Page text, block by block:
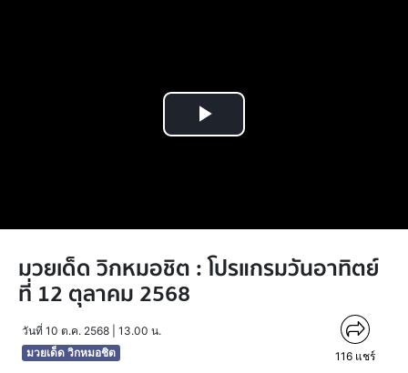
Play
มวยเด็ด วิกหมอชิต : โปรแกรมวันอาทิตย์
ที่ 12 ตุลาคม 2568
วันที่ 10 ต.ค. 2568 | 13.00 น.
มวยเด็ด วิกหมอชิต
116 แชร์